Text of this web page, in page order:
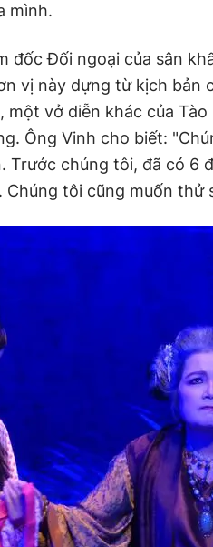
mình.
đốc Đối ngoại của sân
vị này dựng từ kịch bản
một vở diễn khác của Tào
Ông Vinh cho biết:
Trước chúng tôi, đã có 6
tôi cũng muốn thử